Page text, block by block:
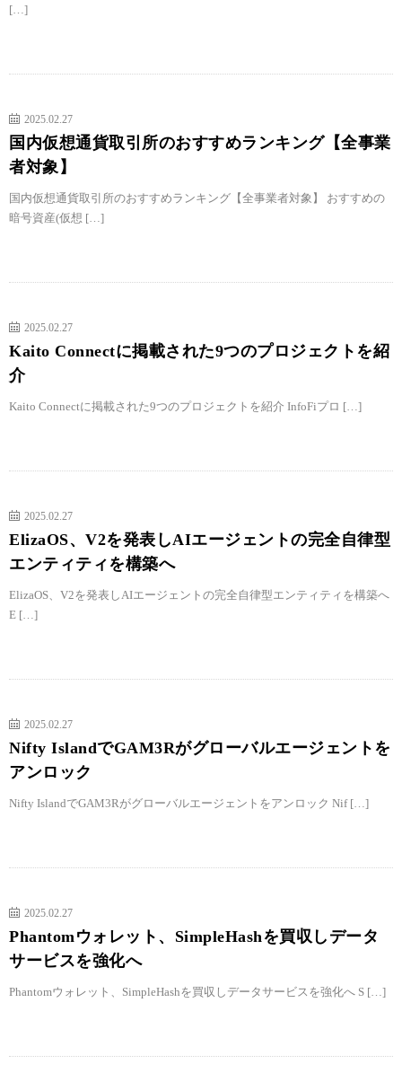
[…]
2025.02.27
国内仮想通貨取引所のおすすめランキング【全事業
者対象】
国内仮想通貨取引所のおすすめランキング【全事業者対象】 おすすめの
暗号資産(仮想 […]
2025.02.27
Kaito Connectに掲載された9つのプロジェクトを紹
介
Kaito Connectに掲載された9つのプロジェクトを紹介 InfoFiプロ […]
2025.02.27
ElizaOS、V2を発表しAIエージェントの完全自律型
エンティティを構築へ
ElizaOS、V2を発表しAIエージェントの完全自律型エンティティを構築へ
E […]
2025.02.27
Nifty IslandでGAM3Rがグローバルエージェントを
アンロック
Nifty IslandでGAM3Rがグローバルエージェントをアンロック Nif […]
2025.02.27
Phantomウォレット、SimpleHashを買収しデータ
サービスを強化へ
Phantomウォレット、SimpleHashを買収しデータサービスを強化へ S […]